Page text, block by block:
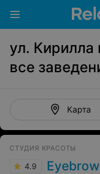
ул.
все
Карта
СТУДИЯ КРАСОТЫ
4.9 Eyebrow